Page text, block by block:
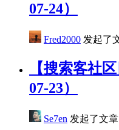
07-24）
Fred2000 发起了
【搜索客社
07-23）
Se7en 发起了文章